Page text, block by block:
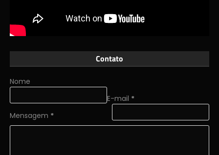
Contato
Nome
E-mail *
Mensagem *